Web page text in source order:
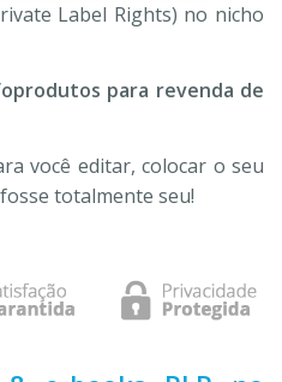
Label Rights) no nicho
para revenda de
você editar, colocar o seu
totalmente seu!